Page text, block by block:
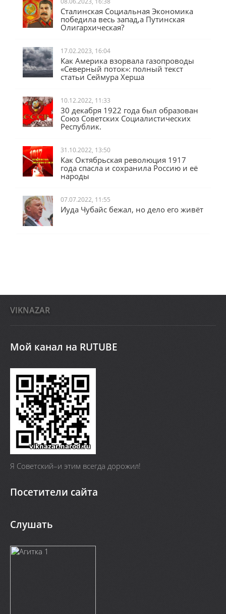
08.06.2023, 16:38
Сталинская Социальная Экономика
победила весь запад,а Путинская
Олигархическая?
17.02.2023, 16:04
Как Америка взорвала газопроводы
«Северный поток»: полный текст
статьи Сеймура Херша
10.12.2022, 11:33
30 декабря 1922 года был образован
Союз Советских Социалистических
Республик.
31.10.2022, 13:50
Как Октябрьская революция 1917
года спасла и сохранила Россию и её
народы
07.07.2022, 11:55
Иуда Чубайс бежал, но дело его живёт
VIKNAZAR
Мой канал на RUTUBE
Я Cоветский–и этим всегда дорожил!
Посетители сайта
Слушать